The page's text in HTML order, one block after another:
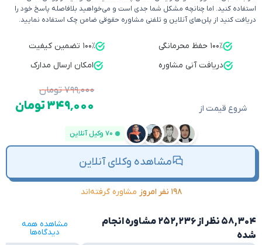
استفاده کنید. اما چنانچه مشکل شما جدی است و می‌خواهید بلافاصله پاسخ خود را
دریافت کنید از پلن‌های آنلاین و تلفنی مشاوره حقوقی ضامن چک استفاده نمایید.
۱۰۰٪ حفظ محرمانگی
۱۰۰٪ تضمین کیفیت
دریافت آنی مشاوره
امکان ارسال مدارک
شروع قیمت از
۷۹۹٬۰۰۰ تومان
۳۴۹٬۰۰۰ تومان
۷۰ وکیل آنلاین
مشاهده وکلای آنلاین
۱۹۸ نفر امروز مشاوره گرفته‌اند
۵۸,۳۰۴ نظر از ۲۵۲,۲۳۶ مشاوره انجام
شده
مشاهده همه
دیدگاه‌ها